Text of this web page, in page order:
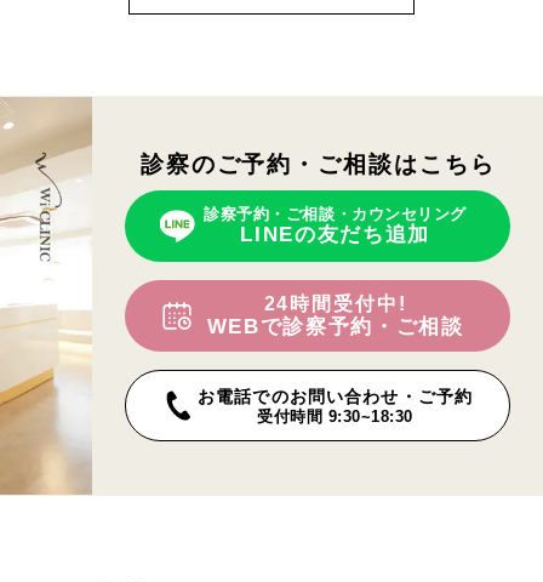
診察のご予約・ご相談はこちら
診察予約・ご相談・カウンセリング
LINEの友だち追加
24時間受付中!
WEBで診察予約・ご相談
お電話でのお問い合わせ・ご予約
受付時間 9:30~18:30